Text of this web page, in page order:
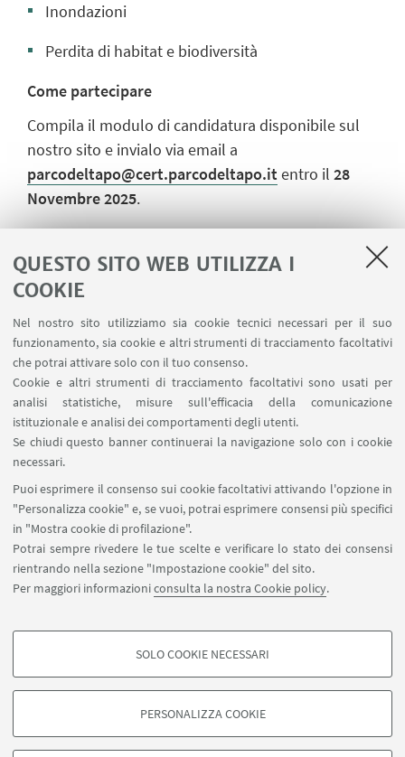
QUESTO SITO WEB UTILIZZA I
COOKIE
Nel nostro sito utilizziamo sia cookie tecnici necessari per il suo
funzionamento, sia cookie e altri strumenti di tracciamento facoltativi
che potrai attivare solo con il tuo consenso.
Cookie e altri strumenti di tracciamento facoltativi sono usati per
analisi statistiche, misure sull'efficacia della comunicazione
istituzionale e analisi dei comportamenti degli utenti.
Se chiudi questo banner continuerai la navigazione solo con i cookie
necessari.
Puoi esprimere il consenso sui cookie facoltativi attivando l'opzione in
"Personalizza cookie" e, se vuoi, potrai esprimere consensi più specifici
in "Mostra cookie di profilazione".
Potrai sempre rivedere le tue scelte e verificare lo stato dei consensi
rientrando nella sezione "Impostazione cookie" del sito.
Per maggiori informazioniconsulta la nostra Cookie policy.
COOKIE DI PROFILAZIONE - FACOLTATIVI
degli utenti, creare profili in base al loro comportamento sul sito, per analisi
di marketing.
SOLO COOKIE NECESSARI
PERSONALIZZA COOKIE
Inondazioni
Perdita di habitat e biodiversità
Come partecipare
Compila il modulo di candidatura disponibile sul
nostro sito e invialo via email a
parcodeltapo@cert.parcodeltapo.itentro il 28
Novembre 2025.
IN EVIDENZA
Scarica la Call[ .pdf 1260Kb ]
Scarica il modulo di domanda
[ .docx 3008Kb ]
Laboratori di Scienze Ambientali R. Sartori, Via
Sant'Alberto 163, 48123 Ravenna
+39 0544 937311
massimo.ponti@unibo.it
Seguici su: